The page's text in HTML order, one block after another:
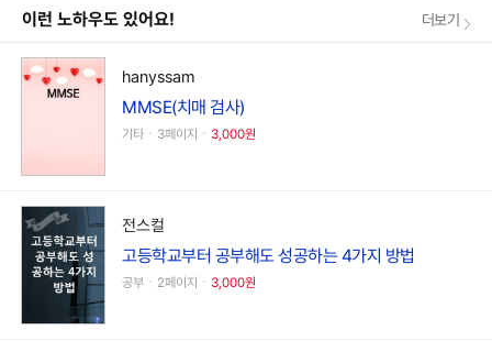
이런 노하우도 있어요! 더보기
hanyssam
MMSE(치매 검사)
기타ㆍ3페이지ㆍ 3,000원
전스컬
고등학교부터 공부해도 성공하는 4가지 방법
공부ㆍ2페이지ㆍ 3,000원